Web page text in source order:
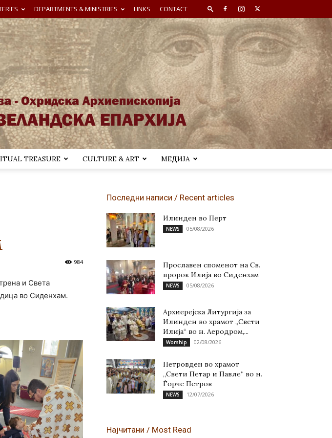
DEPARTMENTS & MINISTRIES LINKS CONTACT
TREASURE CULTURE & ART МЕДИЈА
984
и Света
во Сиденхам.
Последни написи / Recent articles
Илинден во Перт
NEWS 05/08/2026
Прославен споменот на Св.
пророк Илија во Сиденхам
NEWS 05/08/2026
Архиерејска Литургија за
Илинден во храмот „Свети
Илија“ во н. Аеродром,...
Worship 02/08/2026
Петровден во храмот
„Свети Петар и Павле“ во н.
Ѓорче Петров
NEWS 12/07/2026
Најчитани / Most Read